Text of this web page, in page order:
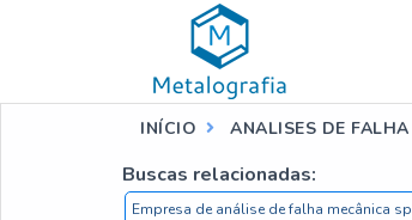
INÍCIO ANALISES DE FALHA
Buscas relacionadas:
Empresa de análise de falha mecânica sp